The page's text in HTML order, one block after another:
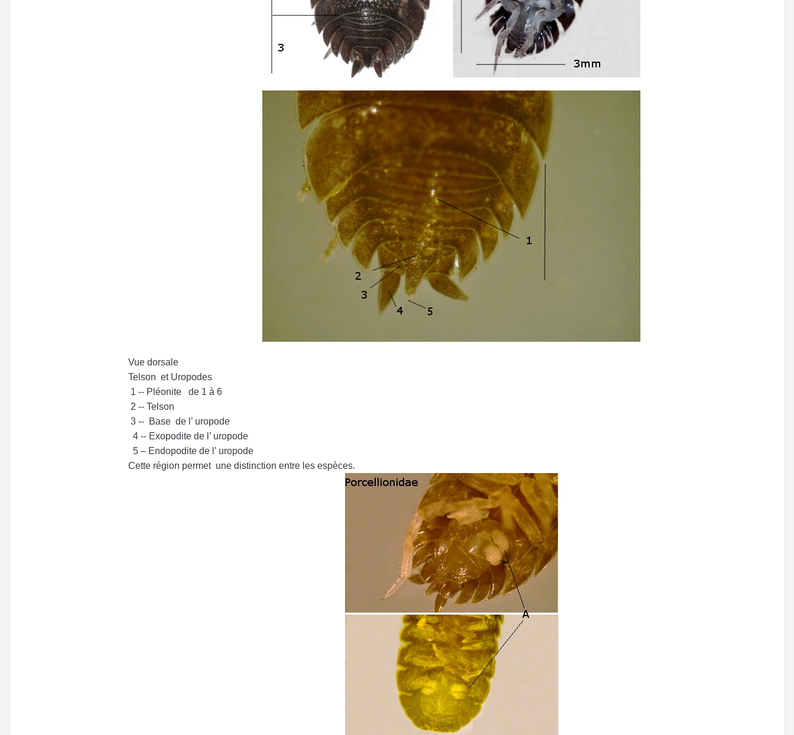
Vue dorsale
Telson et Uropodes
1 -- Pléonite de 1 à 6
2 -- Telson
3 -- Base de l’ uropode
4 -- Exopodite de l’ uropode
5 – Endopodite de l’ uropode
Cette région permet une distinction entre les espèces.